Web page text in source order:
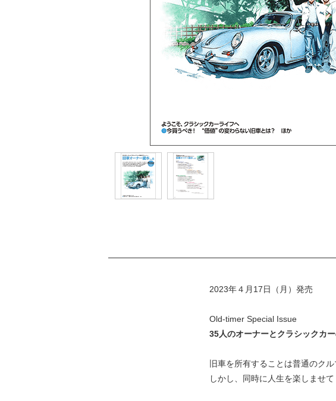
2023年４月17日（月）発売
Old-timer Special Issue
35人のオーナーとクラシックカ
旧車を所有することは普通のク
しかし、同時に人生を楽しませて